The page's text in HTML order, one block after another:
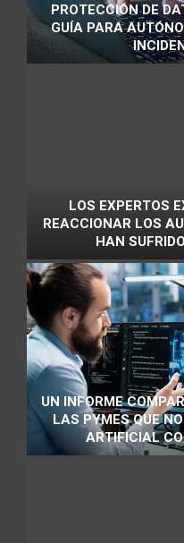
PROTECCIÓN DE
GUÍA PARA
LOS EXPERTOS
REACCIONAR LOS
HAN
UN INFORME
LAS PYMES QUE
ARTIFICIAL